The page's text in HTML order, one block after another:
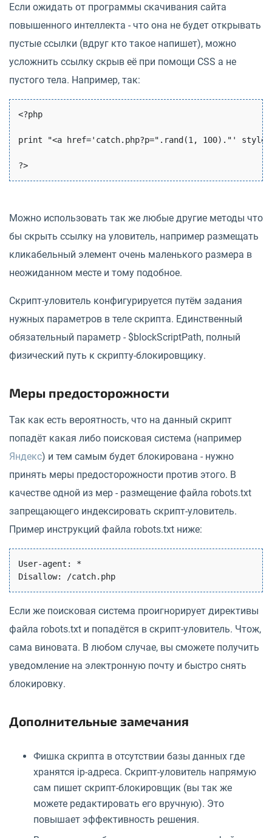
Если ожидать от программы скачивания сайта
повышенного интеллекта - что она не будет открывать
пустые ссылки (вдруг кто такое напишет), можно
усложнить ссылку скрыв её при помощи CSS а не
пустого тела. Например, так:
<?php
print "<a href='catch.php?p=".rand(1, 100)."'
Можно использовать так же любые другие методы что
бы скрыть ссылку на уловитель, например размещать
кликабельный элемент очень маленького размера в
неожиданном месте и тому подобное.
Скрипт-уловитель конфигурируется путём задания
нужных параметров в теле скрипта. Единственный
обязательный параметр - $blockScriptPath, полный
физический путь к скрипту-блокировщику.
Меры предосторожности
Так как есть вероятность, что на данный скрипт
попадёт какая либо поисковая система (например
Яндекс) и тем самым будет блокирована - нужно
принять меры предосторожности против этого. В
качестве одной из мер - размещение файла robots.txt
запрещающего индексировать скрипт-уловитель.
Пример инструкций файла robots.txt ниже:
User-agent: *
Если же поисковая система проигнорирует директивы
файла robots.txt и попадётся в скрипт-уловитель. Чтож,
сама виновата. В любом случае, вы сможете получить
уведомление на электронную почту и быстро снять
блокировку.
Дополнительные замечания
Фишка скрипта в отсутствии базы данных где
хранятся ip-адреса. Скрипт-уловитель напрямую
сам пишет скрипт-блокировщик (вы так же
можете редактировать его вручную). Это
повышает эффективность решения.